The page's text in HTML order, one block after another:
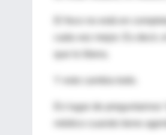
El foco no está en
cada vez mejor. Es
En lugar de
médico cuando tiene